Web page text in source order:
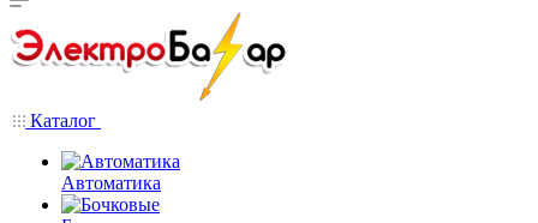
Каталог
Автоматика